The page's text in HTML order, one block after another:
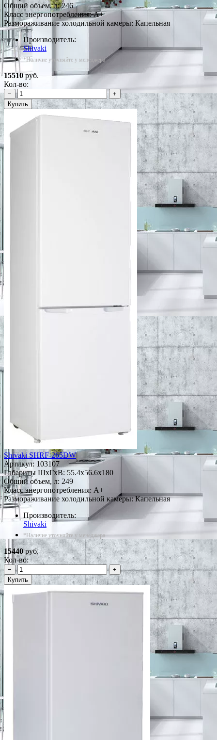
Общий объем, л: 246
Класс энергопотребления: A+
Размораживание холодильной камеры: Капельная
Производитель:
Shivaki
*Наличие уточняйте у менеджера
15510руб.
Кол-во:
−
+
Купить
Shivaki SHRF-265DW
Артикул: 103107
Габариты ШxГxВ: 55.4x56.6x180
Общий объем, л: 249
Класс энергопотребления: A+
Размораживание холодильной камеры: Капельная
Производитель:
Shivaki
*Наличие уточняйте у менеджера
15440руб.
Кол-во:
−
+
Купить